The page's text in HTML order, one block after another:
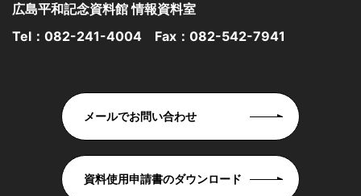
広島平和記念資料館 情報資料室
Tel： 082-241-4004 Fax：082-542-7941
メールでお問い合わせ
資料使用申請書のダウンロード